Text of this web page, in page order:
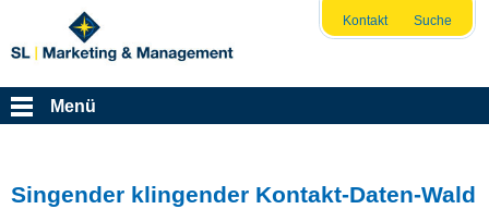
Kontakt Suche
Menü
Singender klingender Kontakt-Daten-Wald